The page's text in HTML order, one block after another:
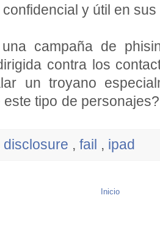
y útil en sus
campaña de
contra los
un troyano
este tipo de
disclosure , fail , ipad
Inicio